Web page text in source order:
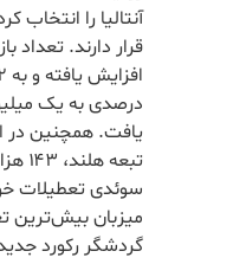
آنتالیا را
گردشگر رکورد